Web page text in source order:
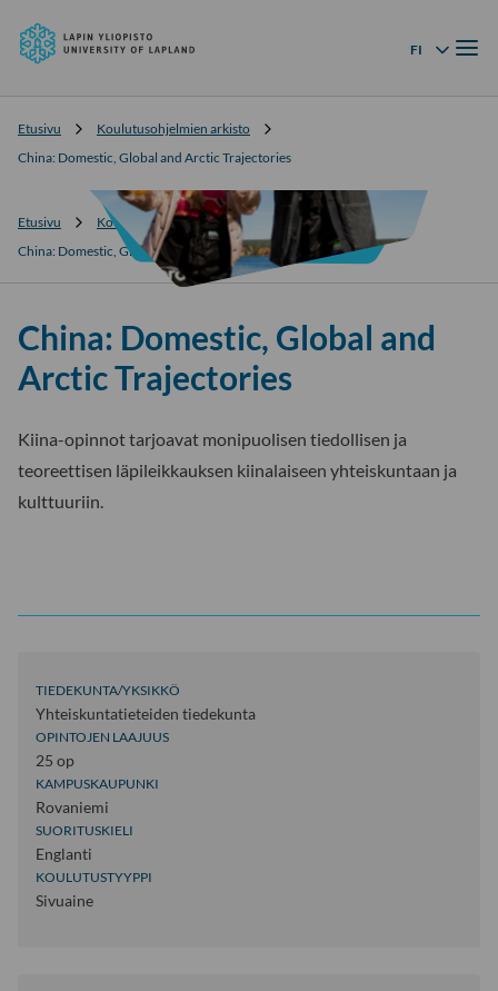
Siirry
suoraan
yliopisto
FI
Kielivalikko
Etusivu
Koulutusohjelmien arkisto
China: Domestic, Global and Arctic Trajectories
Etusivu
Koulutusohjelmien arkisto
China: Domestic, Global and Arctic Trajectories
China: Domestic, Global and
Arctic Trajectories
Kiina-opinnot tarjoavat monipuolisen tiedollisen ja
teoreettisen läpileikkauksen kiinalaiseen yhteiskuntaan ja
kulttuuriin.
TIEDEKUNTA/YKSIKKÖ
Yhteiskuntatieteiden tiedekunta
OPINTOJEN LAAJUUS
25 op
KAMPUSKAUPUNKI
Rovaniemi
SUORITUSKIELI
Englanti
KOULUTUSTYYPPI
Sivuaine